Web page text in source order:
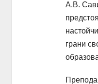
А.В.
грани